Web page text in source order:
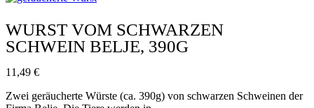
WURST VOM SCHWARZEN
SCHWEIN BELJE, 390G
11,49 €
Zwei geräucherte Würste (ca. 390g) von schwarzen Schweinen der